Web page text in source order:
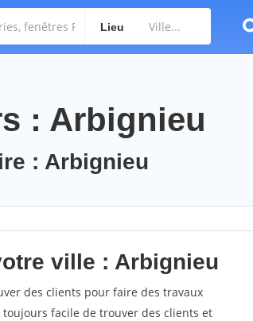
Lieu
: Arbignieu
: Arbignieu
ville : Arbignieu
des clients pour faire des travaux
facile de trouver des clients et